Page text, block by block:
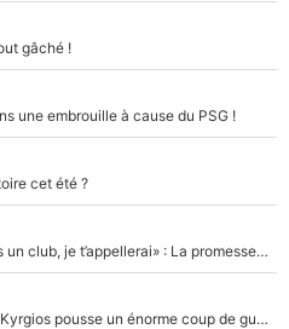
gâché !
une embrouille à cause du PSG !
cet été ?
Mercato - OM - «Dès que je prends un club, je t’appellerai» : La promesse de Marcelino au moment de claquer la porte
Victime de racisme contre Murray, Kyrgios pousse un énorme coup de gueule !